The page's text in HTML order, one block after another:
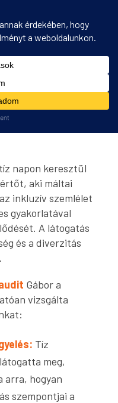
Nemzetközi
szakértővel erősítettük
napon keresztül
aki máltai
inkluzív szemlélet
gyakorlatával
A látogatás
és a diverzitás
Gábor a
vizsgálta
Tíz
meg,
arra, hogyan
szempontjai a